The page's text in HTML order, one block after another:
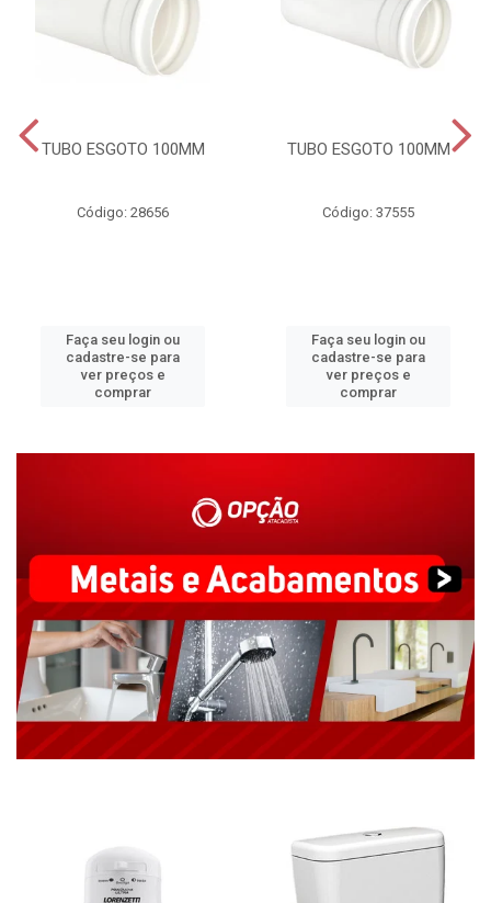
TUBO ESGOTO 100MM
Código: 28656
Faça seu login ou
cadastre-se para
ver preços e
comprar
TUBO ESGOTO 100MM
Código: 37555
Faça seu login ou
cadastre-se para
ver preços e
comprar